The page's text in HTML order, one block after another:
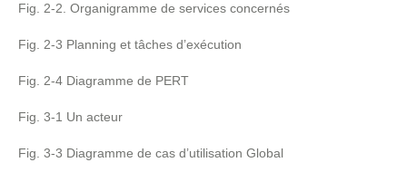
Fig. 2-2. Organigramme de services concernés
Fig. 2-3 Planning et tâches d’exécution
Fig. 2-4 Diagramme de PERT
Fig. 3-1 Un acteur
Fig. 3-3 Diagramme de cas d’utilisation Global